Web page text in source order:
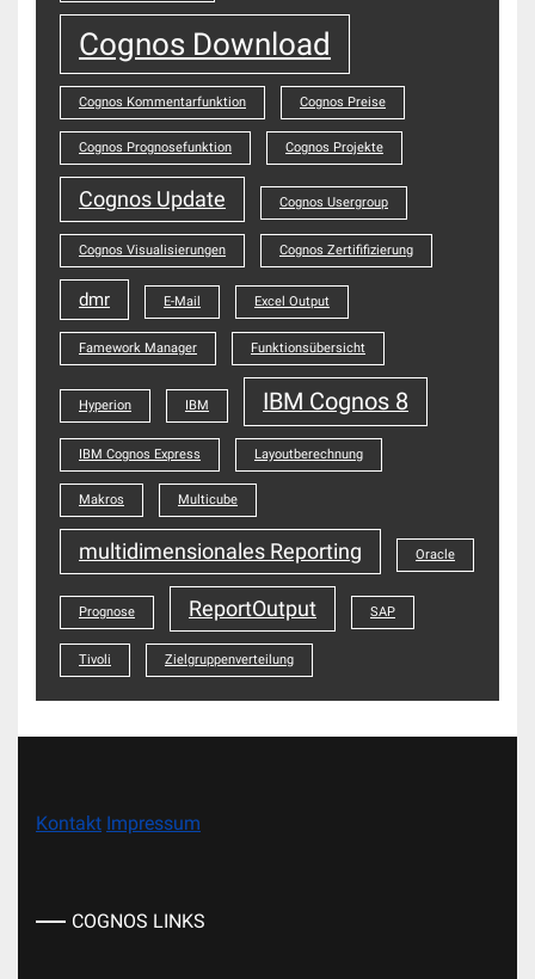
Cognos Download
Cognos Kommentarfunktion Cognos Preise
Cognos Prognosefunktion Cognos Projekte
Cognos Update Cognos Usergroup
Cognos Visualisierungen Cognos Zertififizierung
dmr E-Mail Excel Output
Famework Manager Funktionsübersicht
Hyperion IBM IBM Cognos 8
IBM Cognos Express Layoutberechnung
Makros Multicube
multidimensionales Reporting Oracle
Prognose ReportOutput SAP
Tivoli Zielgruppenverteilung
Kontakt Impressum
COGNOS LINKS